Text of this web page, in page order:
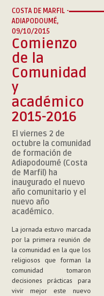
MISIÓN
NEF
MULTIMEDIA
P. AUGUSTO ETCHECOPAR
COSTA DE MARFIL -
ADIAPODOUMÉ,
09/10/2015
Comienzo
de la
Comunidad
y
académico
2015-2016
El viernes 2 de
octubre la comunidad
de formación de
Adiapodoumé (Costa
de Marfil) ha
inaugurado el nuevo
año comunitario y el
nuevo año
académico.
La jornada estuvo marcada
por la primera reunión de
la comunidad en la que los
religiosos que forman la
comunidad tomaron
decisiones prácticas para
vivir mejor este nuevo